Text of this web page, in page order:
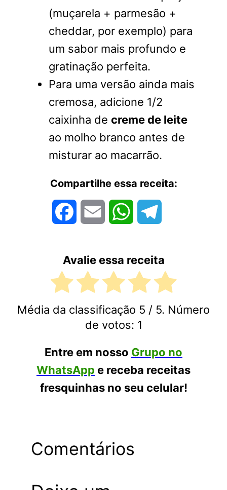
(muçarela + parmesão +
cheddar, por exemplo) para
um sabor mais profundo e
gratinação perfeita.
Para uma versão ainda mais
cremosa, adicione 1/2
caixinha de creme de leite
ao molho branco antes de
misturar ao macarrão.
Compartilhe essa receita:
FacebookEmail WhatsApp
Avalie essa receita
Média da classificação 5 / 5. Número
de votos: 1
Entre em nosso Grupo no
WhatsApp e receba receitas
fresquinhas no seu celular!
Comentários